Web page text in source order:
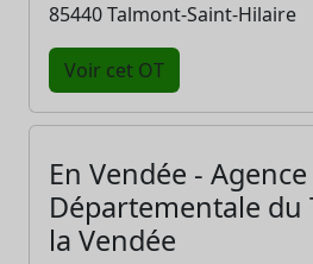
85440 Talmont-Saint-Hilaire
Voir cet OT
En Vendée - Agence
Départementale du
la Vendée